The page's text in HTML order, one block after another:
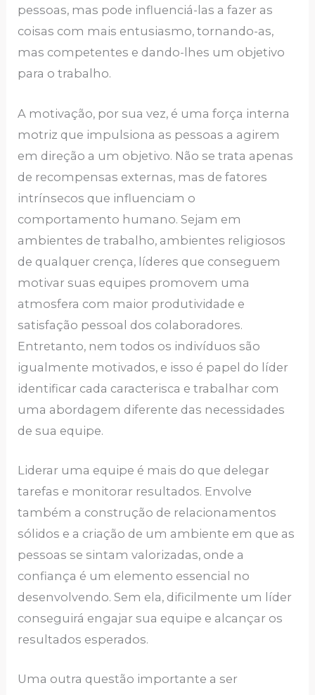
pessoas, mas pode influenciá-las a fazer as
coisas com mais entusiasmo, tornando-as,
mas competentes e dando-lhes um objetivo
para o trabalho.
A motivação, por sua vez, é uma força interna
motriz que impulsiona as pessoas a agirem
em direção a um objetivo. Não se trata apenas
de recompensas externas, mas de fatores
intrínsecos que influenciam o
comportamento humano. Sejam em
ambientes de trabalho, ambientes religiosos
de qualquer crença, líderes que conseguem
motivar suas equipes promovem uma
atmosfera com maior produtividade e
satisfação pessoal dos colaboradores.
Entretanto, nem todos os indivíduos são
igualmente motivados, e isso é papel do líder
identificar cada caracterisca e trabalhar com
uma abordagem diferente das necessidades
de sua equipe.
Liderar uma equipe é mais do que delegar
tarefas e monitorar resultados. Envolve
também a construção de relacionamentos
sólidos e a criação de um ambiente em que as
pessoas se sintam valorizadas, onde a
confiança é um elemento essencial no
desenvolvendo. Sem ela, dificilmente um líder
conseguirá engajar sua equipe e alcançar os
resultados esperados.
Uma outra questão importante a ser